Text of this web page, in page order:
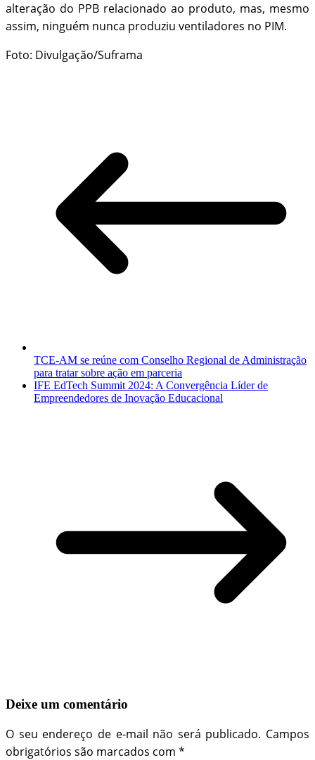
alteração do PPB relacionado ao produto, mas, mesmo
assim, ninguém nunca produziu ventiladores no PIM.
Foto: Divulgação/Suframa
TCE-AM se reúne com Conselho Regional de Administração
para tratar sobre ação em parceria
IFE EdTech Summit 2024: A Convergência Líder de
Empreendedores de Inovação Educacional
Deixe um comentário
O seu endereço de e-mail não será publicado. Campos
obrigatórios são marcados com *